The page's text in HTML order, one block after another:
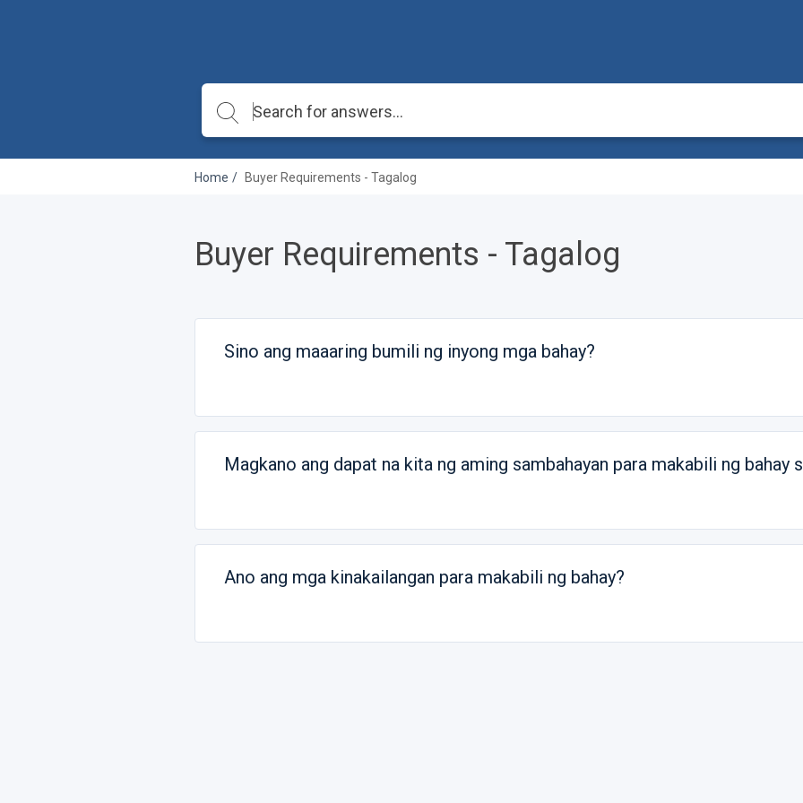
Home Buyer Requirements - Tagalog
Buyer Requirements - Tagalog
Sino ang maaaring bumili ng inyong mga bahay?
Magkano ang dapat na kita ng aming sambahayan para makabili ng bahay
Ano ang mga kinakailangan para makabili ng bahay?